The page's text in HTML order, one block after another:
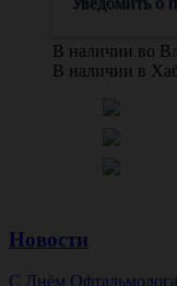
В наличии во
В наличии в
Новости
С Днём